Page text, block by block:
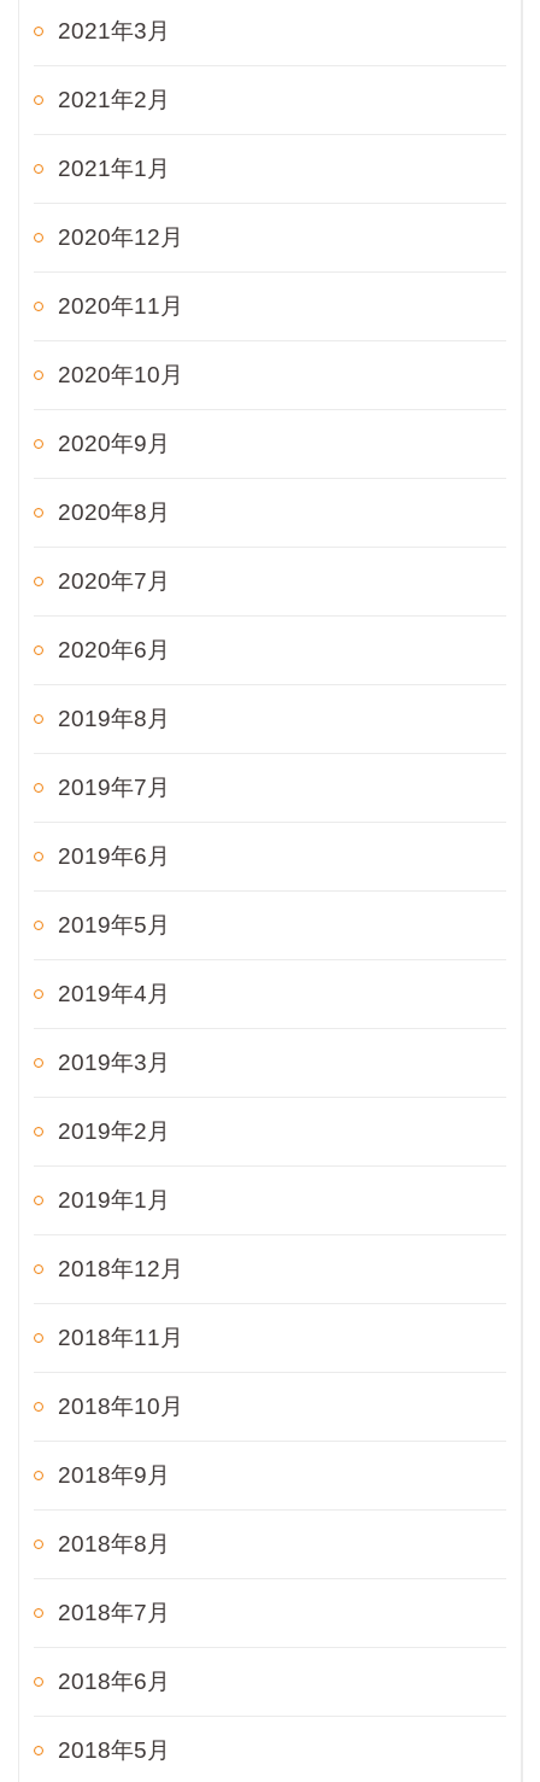
2021年3月
2021年2月
2021年1月
2020年12月
2020年11月
2020年10月
2020年9月
2020年8月
2020年7月
2020年6月
2019年8月
2019年7月
2019年6月
2019年5月
2019年4月
2019年3月
2019年2月
2019年1月
2018年12月
2018年11月
2018年10月
2018年9月
2018年8月
2018年7月
2018年6月
2018年5月